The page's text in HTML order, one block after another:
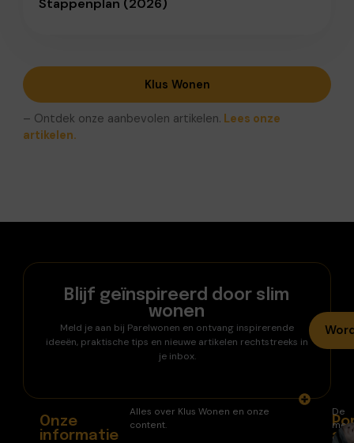
Stappenplan (2026)
Klus Wonen
– Ontdek onze aanbevolen artikelen. Lees onze
artikelen.
Blijf geïnspireerd door slim
wonen
Meld je aan bij Parelwonen en ontvang inspirerende
ideeën, praktische tips en nieuwe artikelen rechtstreeks in
je inbox.
Onze
informatie
Alles over Klus Wonen en onze
content.
De